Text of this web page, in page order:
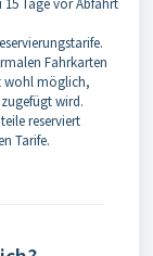
Tage vor Abfahrt
Fahrkarten
wohl möglich,
wird.
reserviert
Tarife.